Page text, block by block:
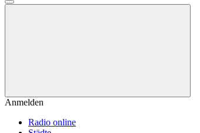
Anmelden
Radio online